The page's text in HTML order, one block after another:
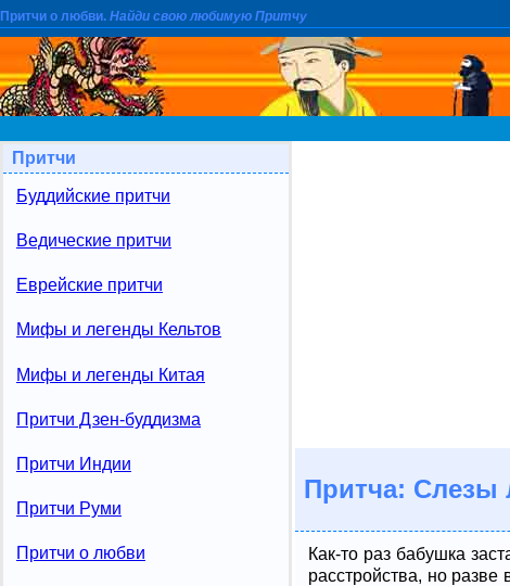
Притчи о любви. Найди свою любимую Притчу
Притчи
Буддийские притчи
Ведические притчи
Еврейские притчи
Мифы и легенды Кельтов
Мифы и легенды Китая
Притчи Дзен-буддизма
Притчи Индии
Притчи Руми
Притчи о любви
Притча: Слезы
Как-то раз бабушка
расстройства, но